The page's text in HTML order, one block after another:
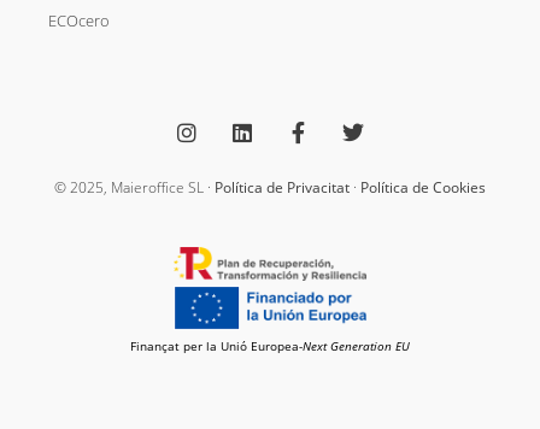
ECOcero
s
t
g
m
n
k
d
c
e
o
-
f
i
t
e
© 2025, Maieroffice SL · Política de Privacitat · Política de Cookies
Finançat per la Unió Europea-Next Generation EU